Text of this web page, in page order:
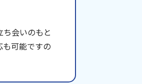
会いのもと
可能ですの